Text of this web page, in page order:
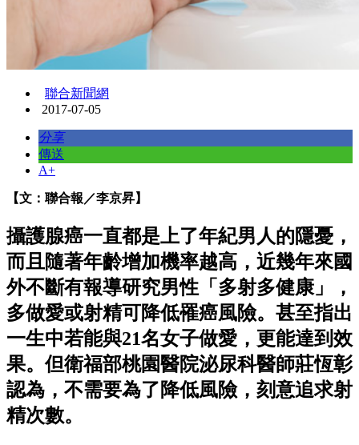
聯合新聞網
2017-07-05
分享
傳送
A+
【文：聯合報／李京昇】
攝護腺癌一直都是上了年紀男人的隱憂，
而且隨著年齡增加機率越高，近幾年來國
外不斷有報導研究男性「多射多健康」，
多做愛或射精可降低罹癌風險。甚至指出
一生中若能與21名女子做愛，更能達到效
果。但衛福部桃園醫院泌尿科醫師莊恆彰
認為，不需要為了降低風險，刻意追求射
精次數。